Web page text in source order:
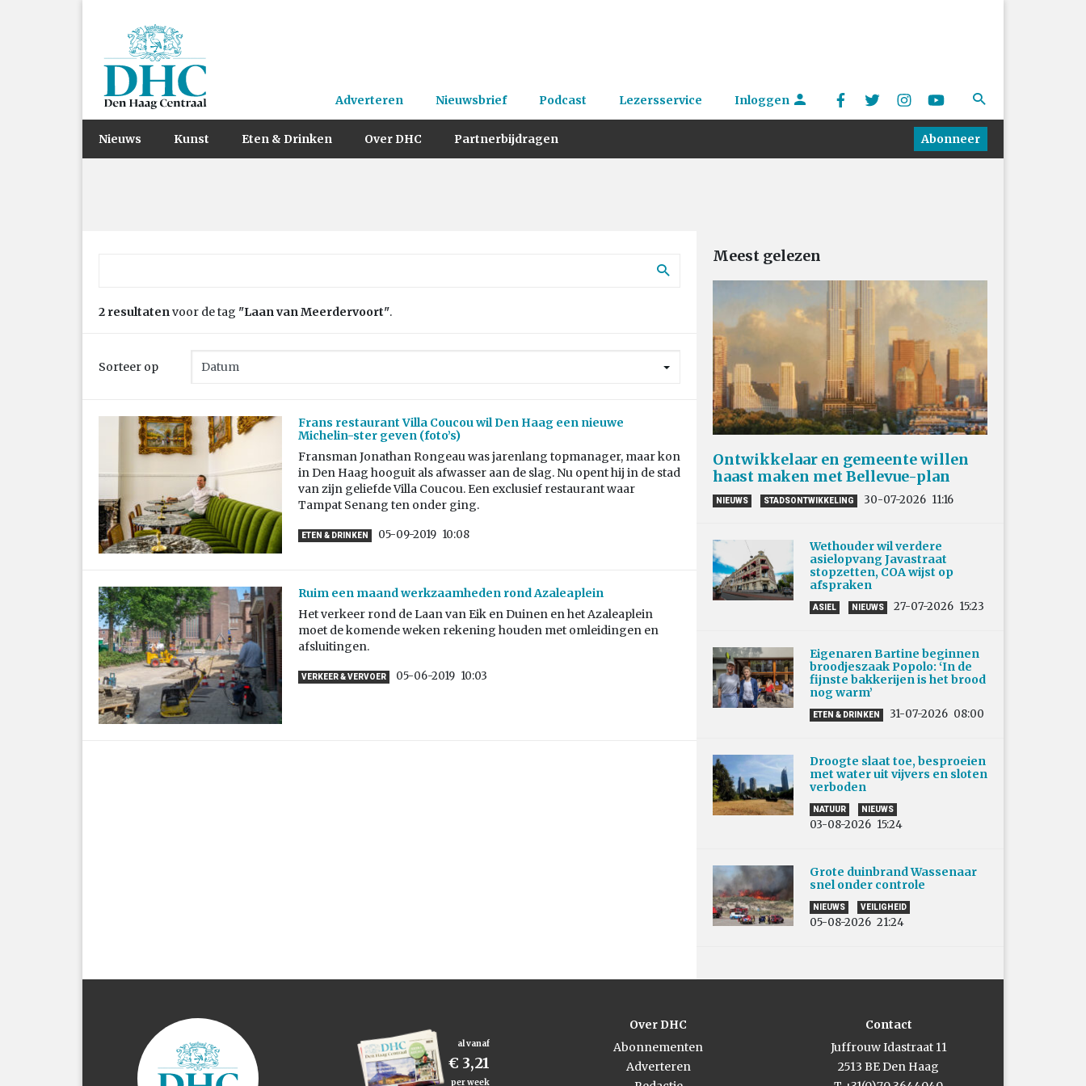
Adverteren Nieuwsbrief Podcast Lezersservice Inloggen
Nieuws Kunst Eten & Drinken Over DHC Partnerbijdragen Abonneer
2 resultatenvoor de tag "Laan van Meerdervoort".
Sorteer op
Frans restaurant Villa Coucou wil Den Haag een nieuwe
Michelin-ster geven (foto’s)
Fransman Jonathan Rongeau was jarenlang topmanager, maar kon
in Den Haag hooguit als afwasser aan de slag. Nu opent hij in de stad
van zijn geliefde Villa Coucou. Een exclusief restaurant waar
Tampat Senang ten onder ging.
ETEN & DRINKEN 05-09-2019 10:08
Ruim een maand werkzaamheden rond Azaleaplein
Het verkeer rond de Laan van Eik en Duinen en het Azaleaplein
moet de komende weken rekening houden met omleidingen en
afsluitingen.
VERKEER & VERVOER 05-06-2019 10:03
Meest gelezen
Ontwikkelaar en gemeente willen
haast maken met Bellevue-plan
NIEUWS STADSONTWIKKELING 30-07-2026 11:16
Wethouder wil verdere
asielopvang Javastraat
stopzetten, COA wijst op
afspraken
ASIEL NIEUWS 27-07-2026 15:23
Eigenaren Bartine beginnen
broodjeszaak Popolo: ‘In de
fijnste bakkerijen is het brood
nog warm’
ETEN & DRINKEN 31-07-2026 08:00
Droogte slaat toe, besproeien
met water uit vijvers en sloten
verboden
NATUUR NIEUWS
03-08-2026 15:24
Grote duinbrand Wassenaar
snel onder controle
NIEUWS VEILIGHEID
05-08-2026 21:24
al vanaf
€ 3,21
per week
Over DHC
Abonnementen
Adverteren
Contact
Juffrouw Idastraat 11
2513 BE Den Haag